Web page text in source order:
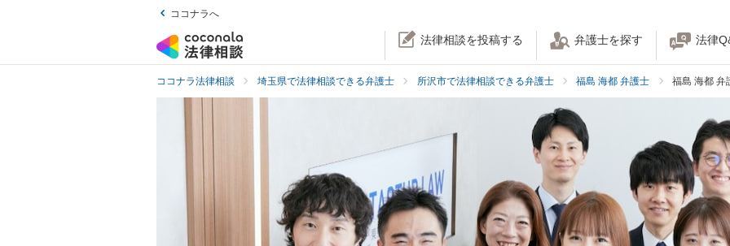
ココナラへ
法律相談を投稿する 弁護士を探す 法律
ココナラ法律相談 埼玉県で法律相談できる弁護士 所沢市で法律相談できる弁護士 福島 海都 弁護士 福島 海都 弁